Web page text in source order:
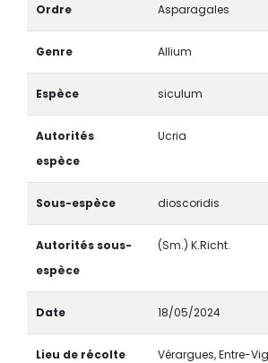
Ordre Asparagales
Genre Allium
Espèce siculum
Autorités
espèce
Ucria
Sous-espèce dioscoridis
Autorités sous-
espèce
(Sm.) K.Richt.
Date 18/05/2024
Lieu de récolte Vérargues, Entre-